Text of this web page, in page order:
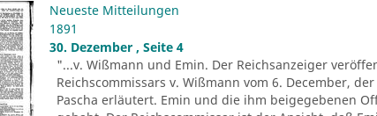
Neueste Mitteilungen
1891
30. Dezember , Seite 4
"...v. Wißmann und Emin. Der Reichsanzeiger
Reichscommissars v. Wißmann vom 6. December,
Pascha erläutert. Emin und die ihm beigegebenen